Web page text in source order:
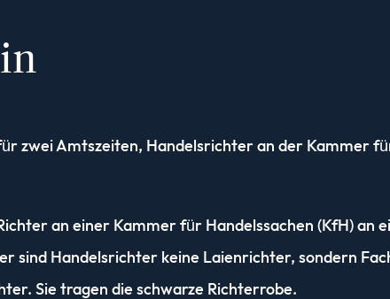
zwei Amtszeiten, Handelsrichter an der Kammer für
an einer Kammer für Handelssachen (KfH) an
sind Handelsrichter keine Laienrichter, sondern
Sie tragen die schwarze Richterrobe.